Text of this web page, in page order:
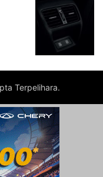
Terpelihara.